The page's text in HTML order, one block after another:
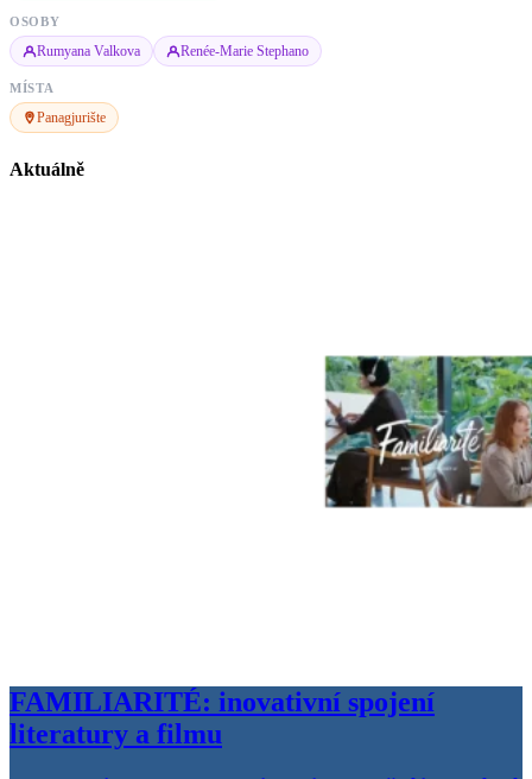
OSOBY
Rumyana Valkova Renée-Marie Stephano
MÍSTA
Panagjurište
Aktuálně
FAMILIARITÉ: inovativní spojení
literatury a filmu